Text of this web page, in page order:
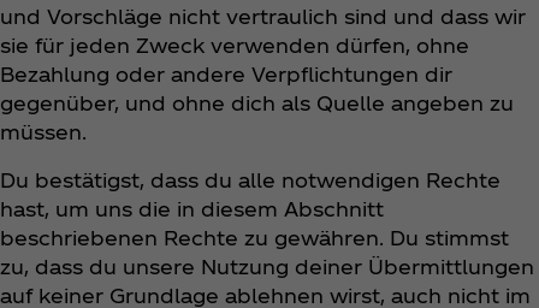
und Vorschläge nicht vertraulich sind und dass wir
sie für jeden Zweck verwenden dürfen, ohne
Bezahlung oder andere Verpflichtungen dir
gegenüber, und ohne dich als Quelle angeben zu
müssen.
Du bestätigst, dass du alle notwendigen Rechte
hast, um uns die in diesem Abschnitt
beschriebenen Rechte zu gewähren. Du stimmst
zu, dass du unsere Nutzung deiner Übermittlungen
auf keiner Grundlage ablehnen wirst, auch nicht im